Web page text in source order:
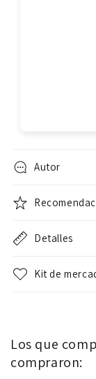
Autor
Detalles
Kit de
Los que
compraron: